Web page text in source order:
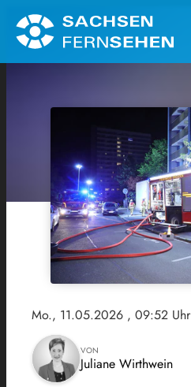
Mo., 11.05.2026 , 09:52 Uhr
VON
Juliane Wirthwein